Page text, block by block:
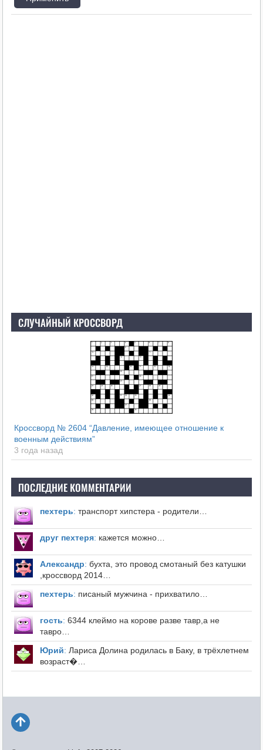
СЛУЧАЙНЫЙ КРОССВОРД
Кроссворд № 2604 “Давление, имеющее отношение к
военным действиям”
3 года назад
ПОСЛЕДНИЕ КОММЕНТАРИИ
пехтерь: транспорт хипстера - родители…
друг пехтеря: кажется можно…
Александр: бухта, это провод смотаный без катушки
,кроссворд 2014…
пехтерь: писаный мужчина - прихватило…
гость: 6344 клеймо на корове разве тавр,а не
тавро…
Юрий: Лариса Долина родилась в Баку, в трёхлетнем
возраст�…